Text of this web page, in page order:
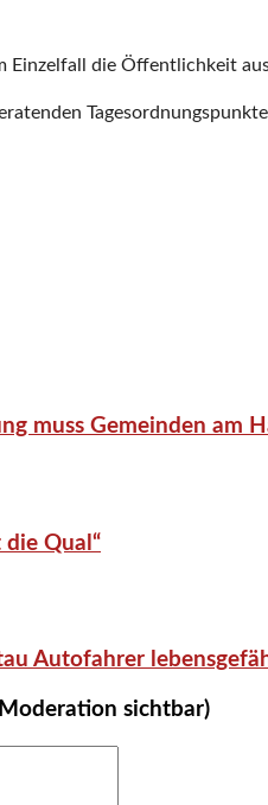
die Öffentlichkeit
muss Gemeinden am
die Qual“
Autofahrer
sichtbar)